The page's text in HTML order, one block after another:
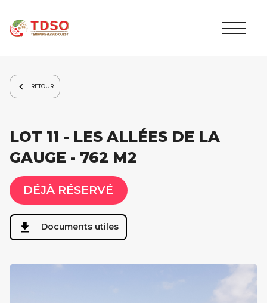
RETOUR
LOT 11 - LES ALLÉES DE LA
GAUGE - 762 M2
DÉJÀ RÉSERVÉ
Documents utiles